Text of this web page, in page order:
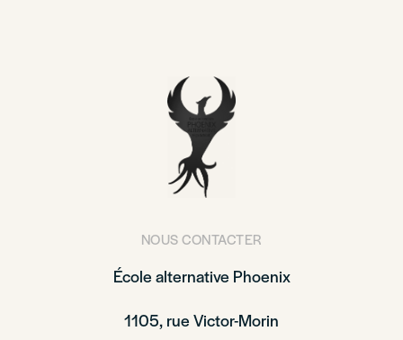
NOUS CONTACTER
École alternative Phoenix
1105, rue Victor-Morin